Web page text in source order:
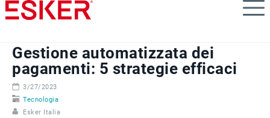
Skip
to
content
Gestione automatizzata dei
pagamenti: 5 strategie efficaci
3/27/2023
Tecnologia
Esker Italia